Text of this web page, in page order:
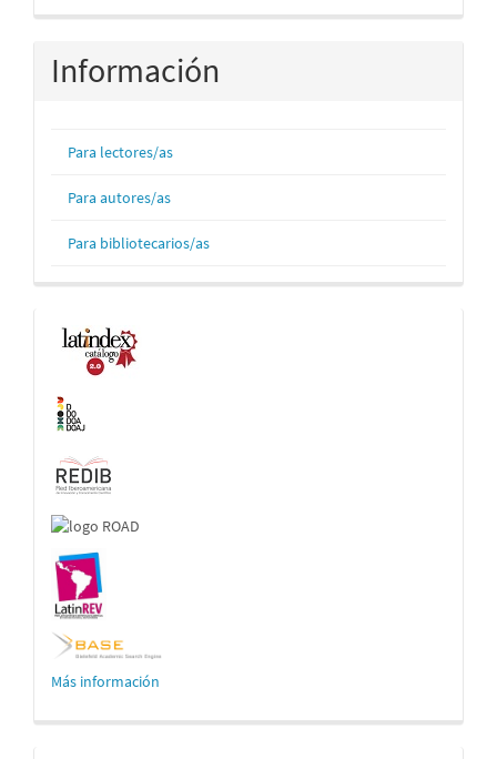
Información
Para lectores/as
Para autores/as
Para bibliotecarios/as
Indexaciones
Más información